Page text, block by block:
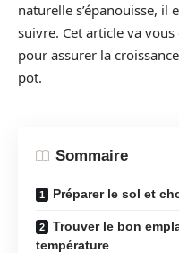
naturelle s’épanouisse, il
suivre. Cet article va
pour assurer la
pot.
Sommaire
Préparer le sol et
Trouver le bon
température